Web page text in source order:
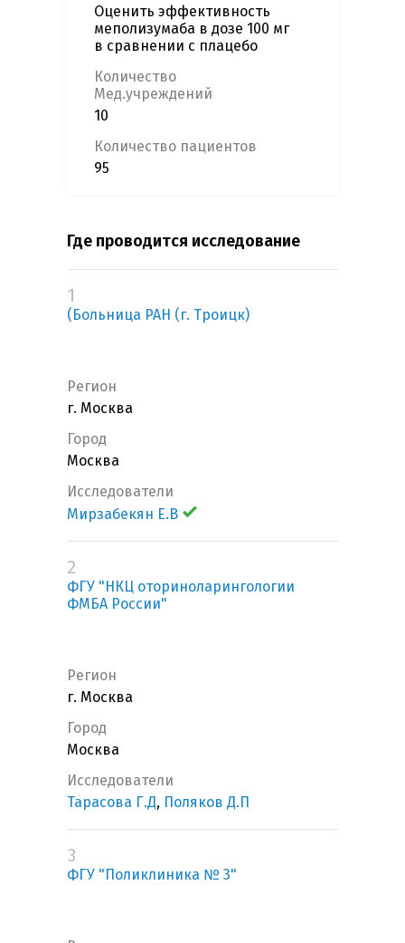
Оценить эффективность
меполизумаба в дозе 100 мг
в сравнении с плацебо
Количество
Мед.учреждений
10
Количество пациентов
95
Где проводится исследование
1
(Больница РАН (г. Троицк)
Регион
г. Москва
Город
Москва
Исследователи
Мирзабекян Е.В
2
ФГУ "НКЦ оториноларингологии
ФМБА России"
Регион
г. Москва
Город
Москва
Исследователи
Тарасова Г.Д, Поляков Д.П
3
ФГУ "Поликлиника № 3"